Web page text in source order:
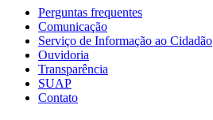
Perguntas frequentes
Comunicação
Serviço de Informação ao Cidadão
Ouvidoria
Transparência
SUAP
Contato